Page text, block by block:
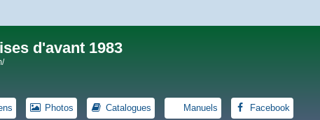
d'avant 1983
Photos Catalogues Manuels Facebook